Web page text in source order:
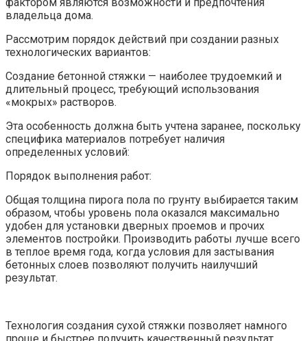
владельца дома.
Рассмотрим порядок действий при создании разных
технологических вариантов:
Создание бетонной стяжки — наиболее трудоемкий и
длительный процесс, требующий использования
«мокрых» растворов.
Эта особенность должна быть учтена заранее, поскольку
специфика материалов потребует наличия
определенных условий:
Порядок выполнения работ:
Общая толщина пирога пола по грунту выбирается таким
образом, чтобы уровень пола оказался максимально
удобен для установки дверных проемов и прочих
элементов постройки. Производить работы лучше всего
в теплое время года, когда условия для застывания
бетонных слоев позволяют получить наилучший
результат.
Технология создания сухой стяжки позволяет намного